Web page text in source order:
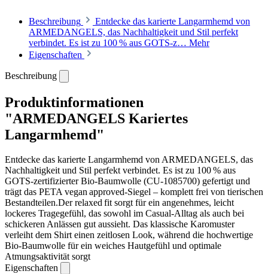
Beschreibung
Entdecke das karierte Langarmhemd von
ARMEDANGELS, das Nachhaltigkeit und Stil perfekt
verbindet. Es ist zu 100 % aus GOTS‑z… Mehr
Eigenschaften
Beschreibung
Produktinformationen
"ARMEDANGELS Kariertes
Langarmhemd"
Entdecke das karierte Langarmhemd von ARMEDANGELS, das
Nachhaltigkeit und Stil perfekt verbindet. Es ist zu 100 % aus
GOTS‑zertifizierter Bio‑Baumwolle (CU‑1085700) gefertigt und
trägt das PETA vegan approved‑Siegel – komplett frei von tierischen
Bestandteilen.Der relaxed fit sorgt für ein angenehmes, leicht
lockeres Tragegefühl, das sowohl im Casual‑Alltag als auch bei
schickeren Anlässen gut aussieht. Das klassische Karomuster
verleiht dem Shirt einen zeitlosen Look, während die hochwertige
Bio‑Baumwolle für ein weiches Hautgefühl und optimale
Atmungsaktivität sorgt
Eigenschaften